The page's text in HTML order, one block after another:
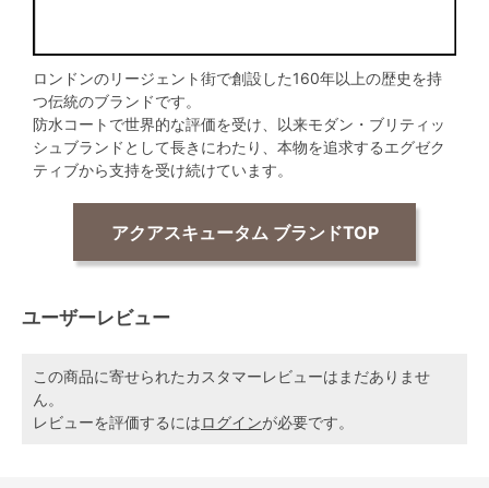
ロンドンのリージェント街で創設した160年以上の歴史を持
つ伝統のブランドです。
防水コートで世界的な評価を受け、以来モダン・ブリティッ
シュブランドとして長きにわたり、本物を追求するエグゼク
ティブから支持を受け続けています。
アクアスキュータム ブランドTOP
ユーザーレビュー
この商品に寄せられたカスタマーレビューはまだありませ
ん。
レビューを評価するにはログインが必要です。